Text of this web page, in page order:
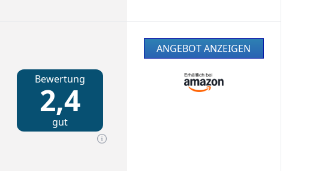
Bewertung
2,4
gut
ANGEBOT ANZEIGEN